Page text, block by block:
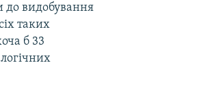
до видобування
таких
б 33